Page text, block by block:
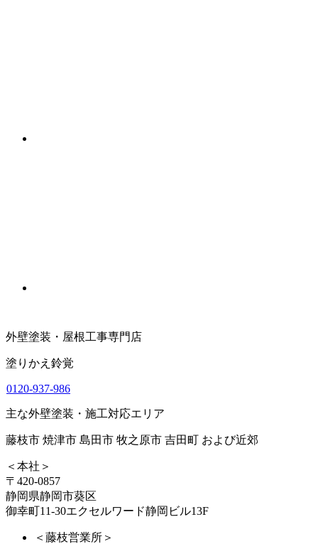
外壁塗装・屋根工事専門店
塗りかえ鈴覚
0120-937-986
主な外壁塗装・施工対応エリア
藤枝市 焼津市 島田市 牧之原市 吉田町 および近郊
＜本社＞
〒420-0857
静岡県静岡市葵区
御幸町11-30エクセルワード静岡ビル13F
＜藤枝営業所＞